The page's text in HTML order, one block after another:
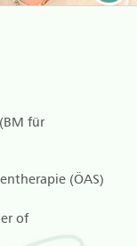
für
(ÖAS)
of